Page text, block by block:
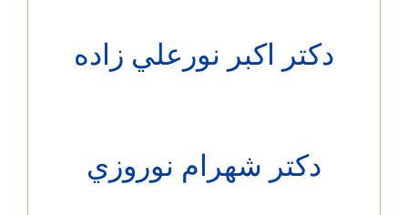
دکتر اكبر نورعلي زاده
دکتر شهرام نوروزي